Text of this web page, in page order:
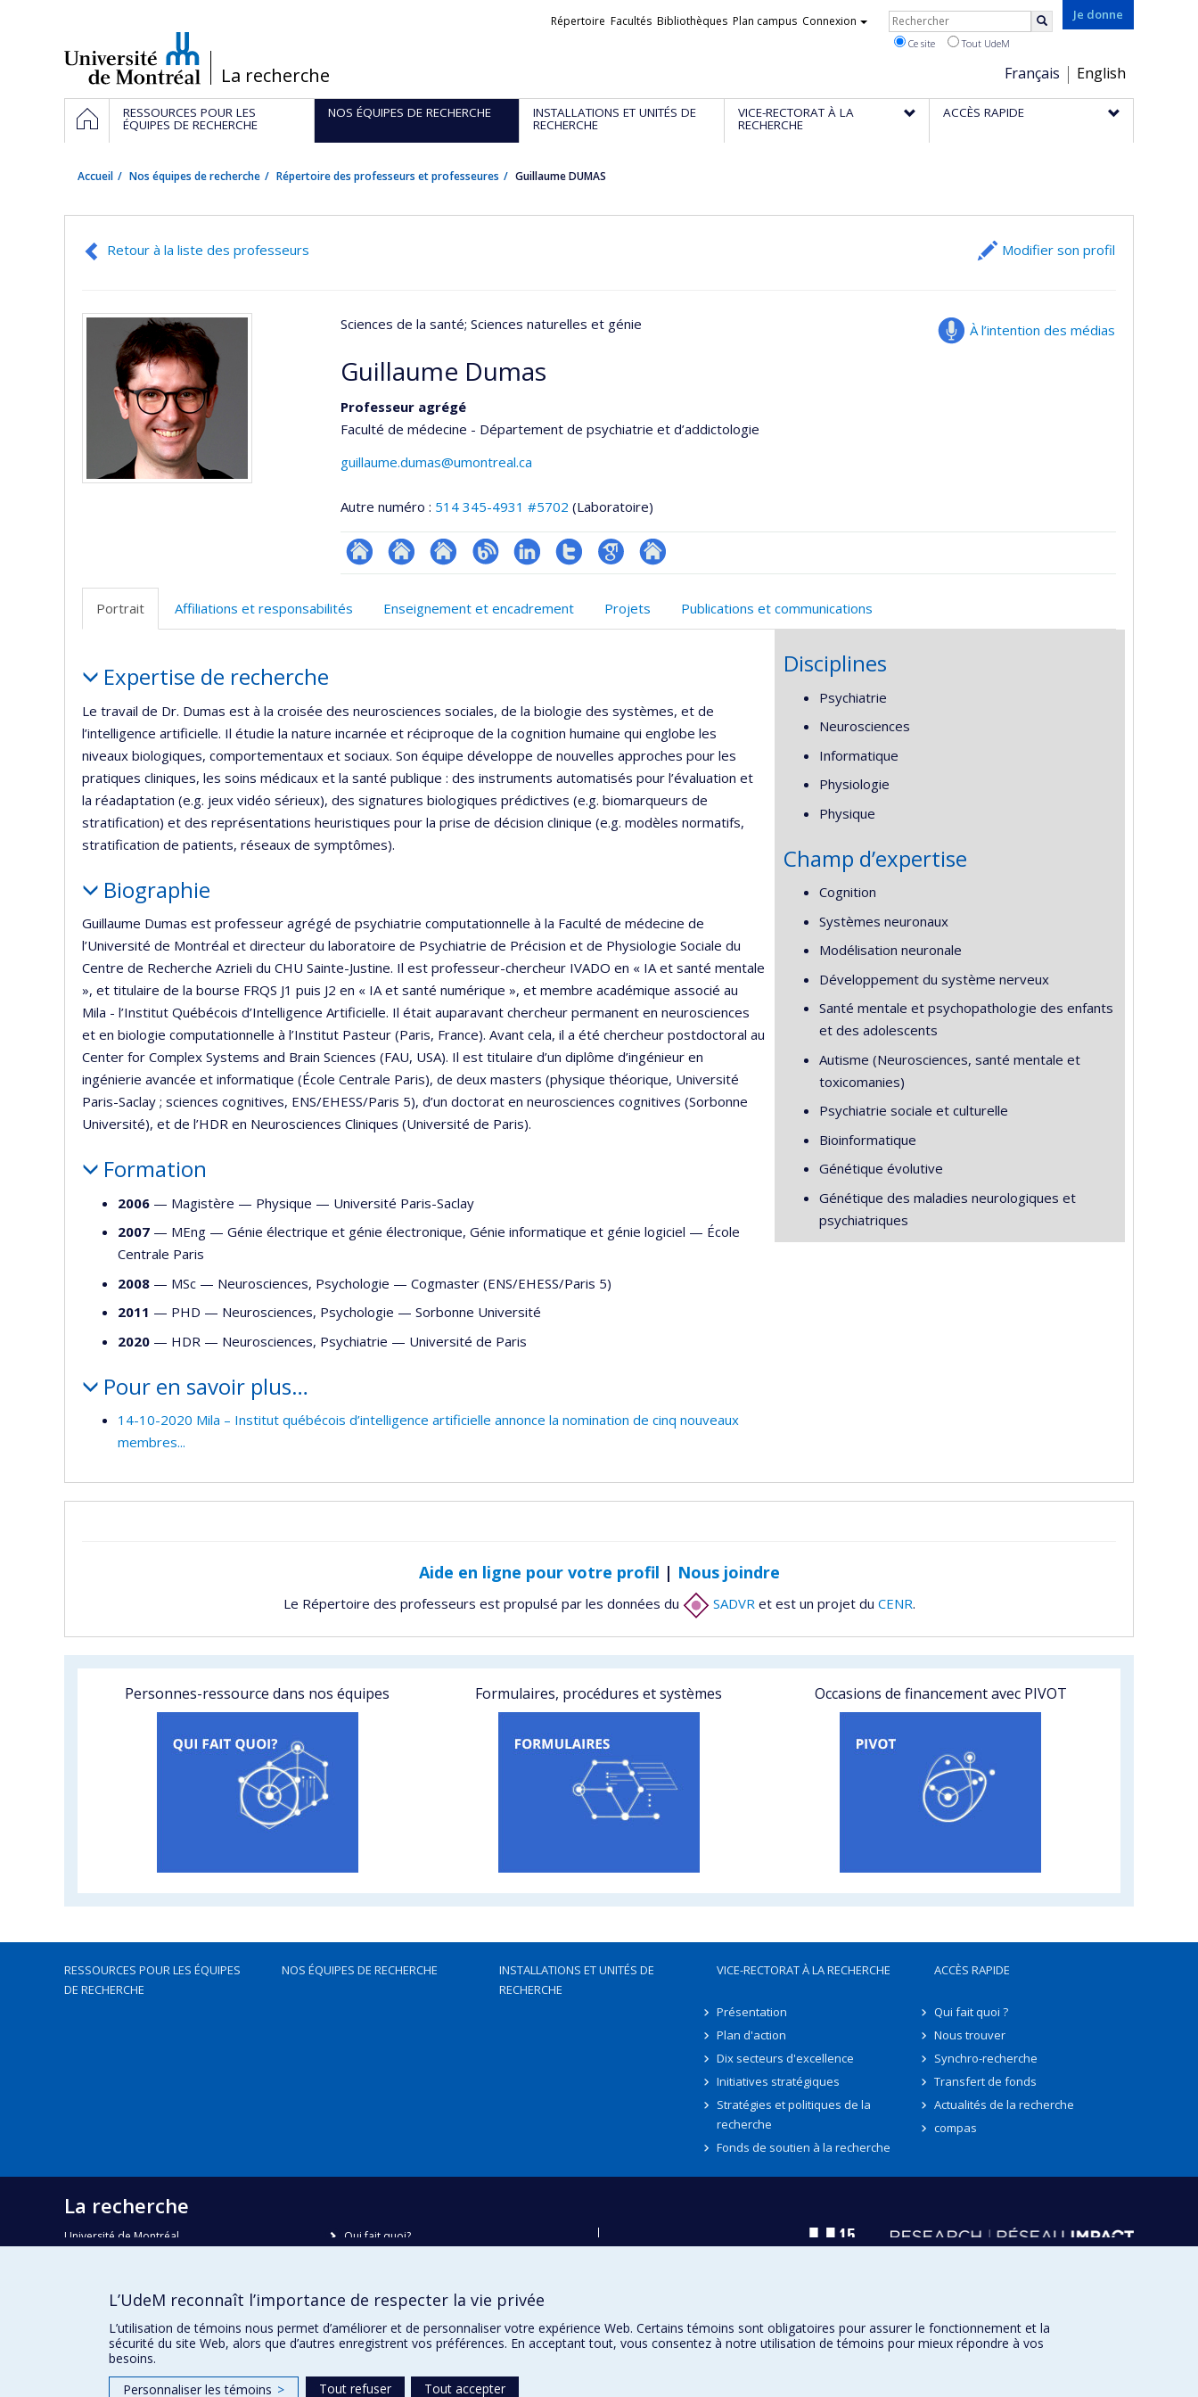
/La recherche
Je donne
Choix
de
la
Français English
Liens
Répertoire Facultés Bibliothèques Plan campus Connexion Rechercher
Ce site Tout UdeM
Navigation
principale
ACCUEILRESSOURCES POUR LES
ÉQUIPES DE RECHERCHE
NOS ÉQUIPES DE RECHERCHE INSTALLATIONS ET UNITÉS DE
RECHERCHE
VICE-RECTORAT À LA
RECHERCHE
ACCÈS RAPIDE
Accueil Nos équipes de recherche Répertoire des professeurs et professeures Guillaume DUMAS
Retour à la liste des professeurs Modifier son profil
À l’intention des médias
Sciences de la santé; Sciences naturelles et génie
Guillaume Dumas
Professeur agrégé
Faculté de médecine - Département de psychiatrie et d’addictologie
guillaume.dumas@umontreal.ca
Autre numéro : 514 345-4931 #5702 (Laboratoire)
ResearchGate
Site
Site
BlogueLinkedInCompteGoogleAutre
Portrait Affiliations et responsabilités Enseignement et encadrement Projets Publications et communications
Expertise de recherche
Le travail de Dr. Dumas est à la croisée des neurosciences sociales, de la biologie des systèmes, et de
l’intelligence artificielle. Il étudie la nature incarnée et réciproque de la cognition humaine qui englobe les
niveaux biologiques, comportementaux et sociaux. Son équipe développe de nouvelles approches pour les
pratiques cliniques, les soins médicaux et la santé publique : des instruments automatisés pour l’évaluation et
la réadaptation (e.g. jeux vidéo sérieux), des signatures biologiques prédictives (e.g. biomarqueurs de
stratification) et des représentations heuristiques pour la prise de décision clinique (e.g. modèles normatifs,
stratification de patients, réseaux de symptômes).
Biographie
Guillaume Dumas est professeur agrégé de psychiatrie computationnelle à la Faculté de médecine de
l’Université de Montréal et directeur du laboratoire de Psychiatrie de Précision et de Physiologie Sociale du
Centre de Recherche Azrieli du CHU Sainte-Justine. Il est professeur-chercheur IVADO en « IA et santé mentale
», et titulaire de la bourse FRQS J1 puis J2 en « IA et santé numérique », et membre académique associé au
Mila - l’Institut Québécois d’Intelligence Artificielle. Il était auparavant chercheur permanent en neurosciences
et en biologie computationnelle à l’Institut Pasteur (Paris, France). Avant cela, il a été chercheur postdoctoral au
Center for Complex Systems and Brain Sciences (FAU, USA). Il est titulaire d’un diplôme d’ingénieur en
ingénierie avancée et informatique (École Centrale Paris), de deux masters (physique théorique, Université
Paris-Saclay ; sciences cognitives, ENS/EHESS/Paris 5), d’un doctorat en neurosciences cognitives (Sorbonne
Université), et de l’HDR en Neurosciences Cliniques (Université de Paris).
Formation
2006 — Magistère — Physique — Université Paris-Saclay
2007 — MEng — Génie électrique et génie électronique, Génie informatique et génie logiciel — École
Centrale Paris
2008 — MSc — Neurosciences, Psychologie — Cogmaster (ENS/EHESS/Paris 5)
2011 — PHD — Neurosciences, Psychologie — Sorbonne Université
2020 — HDR — Neurosciences, Psychiatrie — Université de Paris
Pour en savoir plus…
14-10-2020 Mila – Institut québécois d’intelligence artificielle annonce la nomination de cinq nouveaux
membres...
Disciplines
Psychiatrie
Neurosciences
Informatique
Physiologie
Physique
Champ d’expertise
Cognition
Systèmes neuronaux
Modélisation neuronale
Développement du système nerveux
Santé mentale et psychopathologie des enfants
et des adolescents
Autisme (Neurosciences, santé mentale et
toxicomanies)
Psychiatrie sociale et culturelle
Bioinformatique
Génétique évolutive
Génétique des maladies neurologiques et
psychiatriques
Aide en ligne pour votre profil | Nous joindre
Le Répertoire des professeurs est propulsé par les données du SADVRet est un projet du CENR.
Personnes-ressource dans nos équipes Formulaires, procédures et systèmes Occasions de financement avec PIVOT
RESSOURCES POUR LES ÉQUIPES
DE RECHERCHE
NOS ÉQUIPES DE RECHERCHE
INSTALLATIONS ET UNITÉS DE
RECHERCHE
VICE-RECTORAT À LA RECHERCHE
Présentation
Plan d'action
Dix secteurs d'excellence
Initiatives stratégiques
Stratégies et politiques de la
recherche
Fonds de soutien à la recherche
ACCÈS RAPIDE
Qui fait quoi ?
Nous trouver
Synchro-recherche
Transfert de fonds
Actualités de la recherche
compas
La recherche
Université de Montréal
Courriel:recherche@umontreal.ca
Qui fait quoi?
Plan du site
Accessibilité
L’UdeM reconnaît l’importance de respecter la vie privée
L’utilisation de témoins nous permet d’améliorer et de personnaliser votre expérience Web. Certains témoins sont obligatoires pour assurer le fonctionnement et la
sécurité du site Web, alors que d’autres enregistrent vos préférences. En acceptant tout, vous consentez à notre utilisation de témoins pour mieux répondre à vos
besoins.
Personnaliser les témoins > Tout refuser Tout accepter